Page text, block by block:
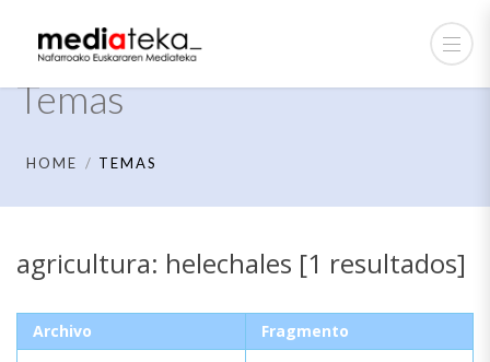
Temas
HOME TEMAS
agricultura: helechales [1 resultados]
Archivo Fragmento